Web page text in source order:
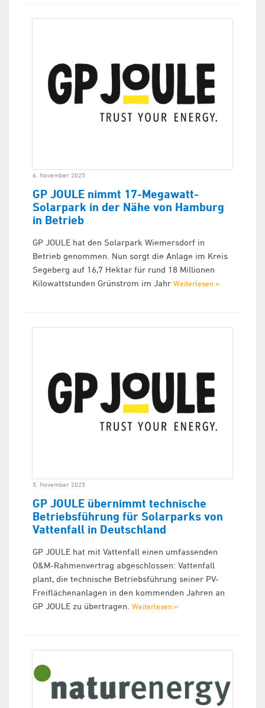
6. November 2025
GP JOULE nimmt 17-Megawatt-
Solarpark in der Nähe von Hamburg
in Betrieb
GP JOULE hat den Solarpark Wiemersdorf in
Betrieb genommen. Nun sorgt die Anlage im Kreis
Segeberg auf 16,7 Hektar für rund 18 Millionen
Kilowattstunden Grünstrom im Jahr Weiterlesen »
5. November 2025
GP JOULE übernimmt technische
Betriebsführung für Solarparks von
Vattenfall in Deutschland
GP JOULE hat mit Vattenfall einen umfassenden
O&M-Rahmenvertrag abgeschlossen: Vattenfall
plant, die technische Betriebsführung seiner PV-
Freiflächenanlagen in den kommenden Jahren an
GP JOULE zu übertragen. Weiterlesen »